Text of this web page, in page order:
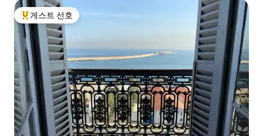
상위 게스트 선호
게스트 선호